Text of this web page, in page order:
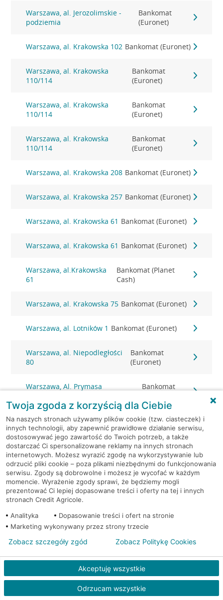
Warszawa, al. Jerozolimskie -
podziemia
Bankomat
(Euronet)
Warszawa, al. Krakowska 102 Bankomat (Euronet)
Warszawa, al. Krakowska
110/114
Bankomat
(Euronet)
Warszawa, al. Krakowska
110/114
Bankomat
(Euronet)
Warszawa, al. Krakowska
110/114
Bankomat
(Euronet)
Warszawa, al. Krakowska 208 Bankomat (Euronet)
Warszawa, al. Krakowska 257 Bankomat (Euronet)
Warszawa, al. Krakowska 61 Bankomat (Euronet)
Warszawa, al. Krakowska 61 Bankomat (Euronet)
Warszawa, al.Krakowska
61
Bankomat (Planet
Cash)
Warszawa, al. Krakowska 75 Bankomat (Euronet)
Warszawa, al. Lotników 1 Bankomat (Euronet)
Warszawa, al. Niepodległości
80
Bankomat
(Euronet)
Warszawa, Al. Prymasa
Bankomat
Warszawa, al. Reymonta 6 Bankomat (Euronet)
Warszawa, al. Stanów
Zjednoczonych 20A
Bankomat
(Euronet)
Warszawa, al. Wilanowska
361
Bankomat
(Euronet)
Warszawa, Ananasowa
31/U12
Bankomat (Planet
Warszawa, Anny German
20
Bankomat (Planet
Cash)
Warszawa, Baletowa 2 Bankomat (Planet Cash)
Twoja zgoda z korzyścią dla Ciebie
Na naszych stronach używamy plików cookie (tzw. ciasteczek) i
innych technologii, aby zapewnić prawidłowe działanie serwisu,
dostosowywać jego zawartość do Twoich potrzeb, a także
dostarczać Ci spersonalizowane reklamy na innych stronach
internetowych. Możesz wyrazić zgodę na wykorzystywanie lub
odrzucić pliki cookie – poza plikami niezbędnymi do funkcjonowania
serwisu. Zgody są dobrowolne i możesz je wycofać w każdym
momencie. Wyrażenie zgody sprawi, że będziemy mogli
prezentować Ci lepiej dopasowane treści i oferty na tej i innych
stronach Credit Agricole.
Analityka
Dopasowanie treści i ofert na stronie
Marketing wykonywany przez strony trzecie
Akceptuję wszystkie
Odrzucam wszystkie
Zobacz szczegóły zgód Zobacz Politykę Cookies